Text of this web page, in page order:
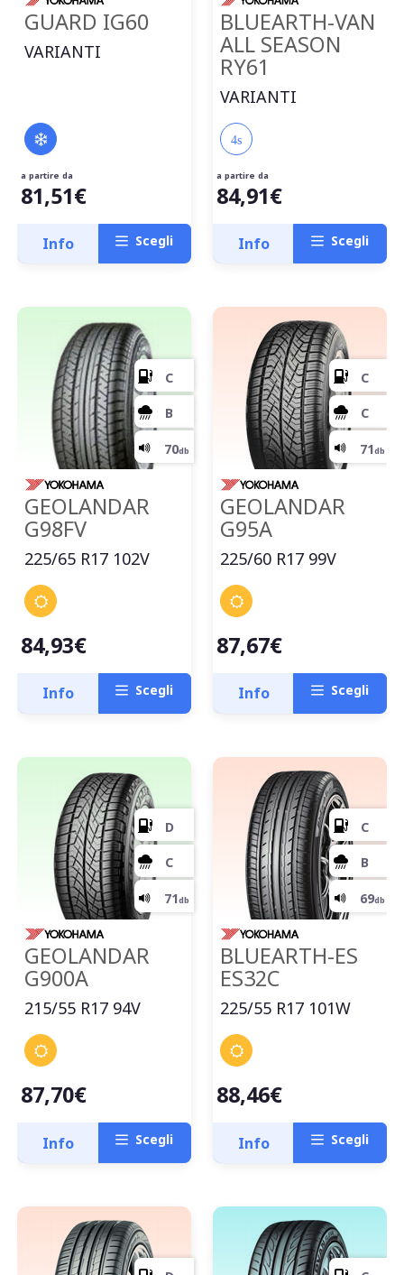
A
B
F
GUARD IG60
VARIANTI
a partire da
81,51€
Info Scegli
BLUEARTH-VAN
ALL SEASON
RY61
VARIANTI
4s
a partire da
84,91€
Info Scegli
GEOLANDAR
G98FV
225/65 R17 102V
84,93€
Info Scegli
GEOLANDAR
G95A
225/60 R17 99V
87,67€
Info Scegli
GEOLANDAR
G900A
215/55 R17 94V
87,70€
Info Scegli
BLUEARTH-ES
ES32C
225/55 R17 101W
88,46€
Info Scegli